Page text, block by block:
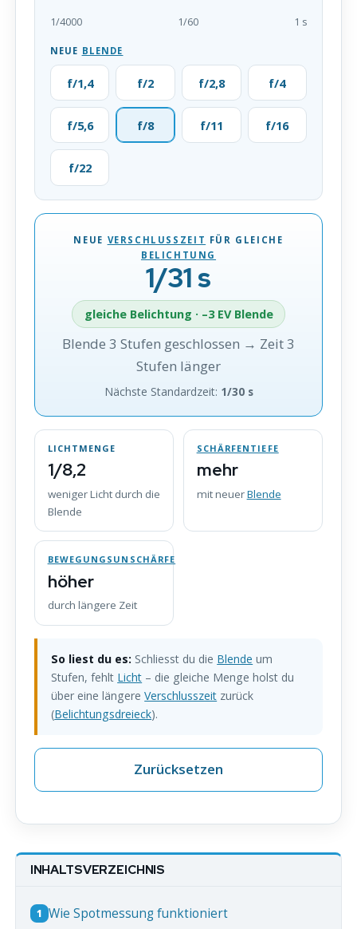
1/4000 1/60 1 s
NEUE BLENDE
f/1,4 f/2 f/2,8 f/4
f/5,6 f/8 f/11 f/16
f/22
NEUE VERSCHLUSSZEIT FÜR GLEICHE
BELICHTUNG
1/31 s
gleiche Belichtung · –3 EV Blende
Blende 3 Stufen geschlossen → Zeit 3
Stufen länger
Nächste Standardzeit: 1/30 s
LICHTMENGE
1/8,2
weniger Licht durch die
Blende
SCHÄRFENTIEFE
mehr
mit neuerBlende
BEWEGUNGSUNSCHÄRFE
höher
durch längere Zeit
So liest du es: Schliesst du die Blende um
Stufen, fehlt Licht – die gleiche Menge holst du
über eine längereVerschlusszeit zurück
(Belichtungsdreieck).
Zurücksetzen
INHALTSVERZEICHNIS
1 Wie Spotmessung funktioniert